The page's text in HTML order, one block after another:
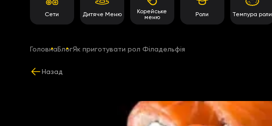
Сети Дитяче Меню
Корейське
меню
Роли Темпура роли
ГоловнаБлогЯк приготувати рол Філадельфія
Назад